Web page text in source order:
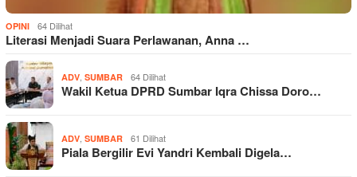
OPINI 64 Dilihat
Literasi Menjadi Suara Perlawanan, Anna …
ADV SUMBAR 64 Dilihat
Wakil Ketua DPRD Sumbar Iqra Chissa Doro…
ADV SUMBAR 61 Dilihat
Piala Bergilir Evi Yandri Kembali Digela…